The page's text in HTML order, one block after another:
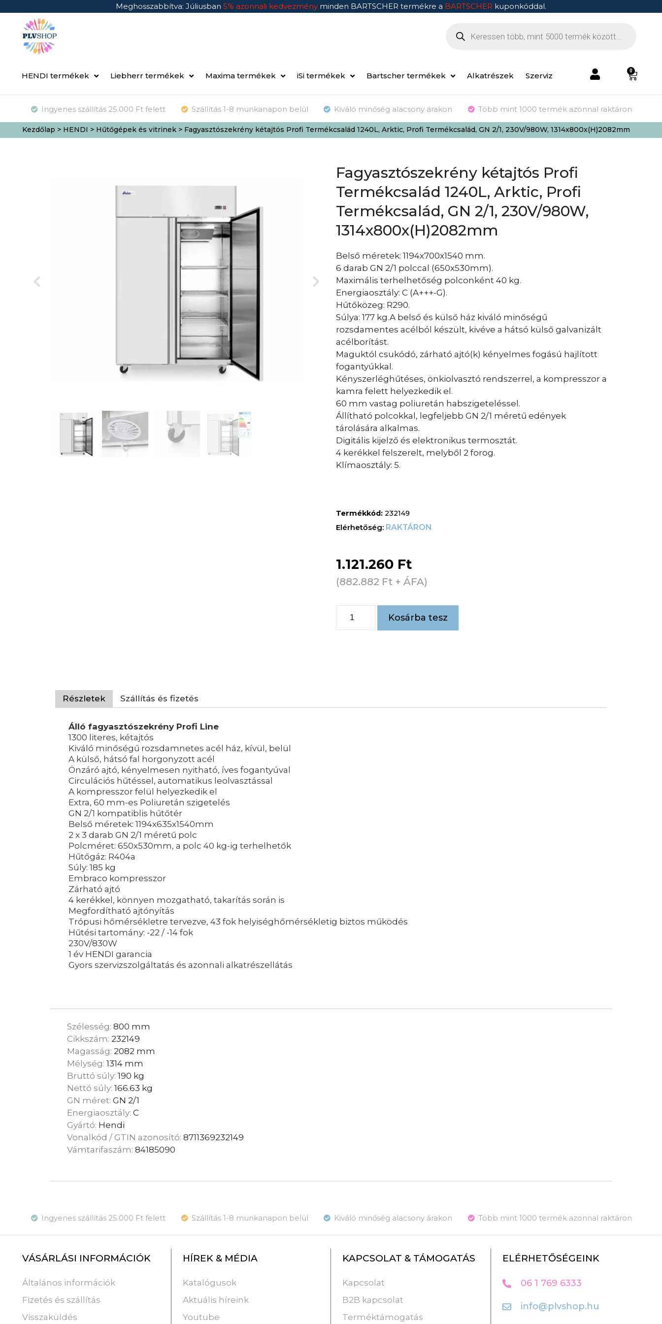
Meghosszabbítva: Júliusban 5% azonnali kedvezmény minden BARTSCHER termékre a BARTSCHER kuponkóddal.
HENDI termékek Liebherr termékek Maxima termékek iSi termékek Bartscher termékek Alkatrészek Szerviz
0
Ingyenes szállítás 25.000 Ft felett Szállítás 1-8 munkanapon belül Kiváló minőség alacsony árakon Több mint 1000 termék azonnal raktáron
Kezdőlap > HENDI > Hűtőgépek és vitrinek> Fagyasztószekrény kétajtós Profi Termékcsalád 1240L, Arktic, Profi Termékcsalád, GN 2/1, 230V/980W, 1314x800x(H)2082mm
Fagyasztószekrény kétajtós Profi
Termékcsalád 1240L, Arktic, Profi
Termékcsalád, GN 2/1, 230V/980W,
1314x800x(H)2082mm
Belső méretek: 1194x700x1540 mm.
6 darab GN 2/1 polccal (650x530mm).
Maximális terhelhetőség polconként 40 kg.
Energiaosztály: C (A+++-G).
Hűtőközeg: R290.
Súlya: 177 kg.A belső és külső ház kiváló minőségű
rozsdamentes acélból készült, kivéve a hátsó külső galvanizált
acélborítást.
Maguktól csukódó, zárható ajtó(k) kényelmes fogású hajlított
fogantyúkkal.
Kényszerléghűtéses, önkiolvasztó rendszerrel, a kompresszor a
kamra felett helyezkedik el.
60 mm vastag poliuretán habszigeteléssel.
Állítható polcokkal, legfeljebb GN 2/1 méretű edények
tárolására alkalmas.
Digitális kijelző és elektronikus termosztát.
4 kerékkel felszerelt, melyből 2 forog.
Klímaosztály: 5.
Termékkód: 232149
RAKTÁRON
1.121.260 Ft
(882.882 Ft + ÁFA)
Kosárba tesz
Részletek Szállítás és fizetés
Álló fagyasztószekrény Profi Line
1300 literes, kétajtós
Kiváló minőségű rozsdamnetes acél ház, kívül, belül
A külső, hátsó fal horgonyzott acél
Önzáró ajtó, kényelmesen nyitható, íves fogantyúval
Circulációs hűtéssel, automatikus leolvasztással
A kompresszor felül helyezkedik el
Extra, 60 mm-es Poliuretán szigetelés
GN 2/1 kompatiblis hűtőtér
Belső méretek: 1194x635x1540mm
2 x 3 darab GN 2/1 méretű polc
Polcméret: 650x530mm, a polc 40 kg-ig terhelhetők
Hűtőgáz: R404a
Súly: 185 kg
Embraco kompresszor
Zárható ajtó
4 kerékkel, könnyen mozgatható, takarítás során is
Megfordítható ajtónyítás
Trópusi hőmérsékletre tervezve, 43 fok helyiséghőmérsékletig biztos működés
Hűtési tartomány: -22 / -14 fok
230V/830W
1 év HENDI garancia
Gyors szervizszolgáltatás és azonnali alkatrészellátás
Szélesség:800 mm
Cikkszám: 232149
Magasság: 2082 mm
Mélység:1314 mm
Bruttó súly:190 kg
Nettó súly:166.63 kg
GN méret:GN 2/1
Energiaosztály:C
Gyártó: Hendi
Vonalkód / GTIN azonosító:8711369232149
Vámtarifaszám:84185090
Ingyenes szállítás 25.000 Ft felett Szállítás 1-8 munkanapon belül Kiváló minőség alacsony árakon Több mint 1000 termék azonnal raktáron
VÁSÁRLÁSI INFORMÁCIÓK
Általános információk
Fizetés és szállítás
Visszaküldés
HÍREK & MÉDIA
Katalógusok
Aktuális híreink
Youtube
KAPCSOLAT & TÁMOGATÁS
Kapcsolat
B2B kapcsolat
Terméktámogatás
ELÉRHETŐSÉGEINK
06 1 769 6333
info@plvshop.hu